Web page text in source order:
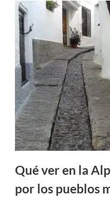
Qué ver en la
por los pueblos